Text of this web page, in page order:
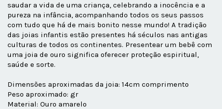
saudar a vida de uma criança, celebrando a inocência e a
pureza na infância, acompanhando todos os seus passos
com tudo que há de mais bonito nesse mundo! A tradição
das joias infantis estão presentes há séculos nas antigas
culturas de todos os continentes. Presentear um bebê com
uma joia de ouro significa oferecer proteção espiritual,
saúde e sorte.
Dimensões aproximadas da joia: 14cm comprimento
Peso aproximado: gr
Material: Ouro amarelo